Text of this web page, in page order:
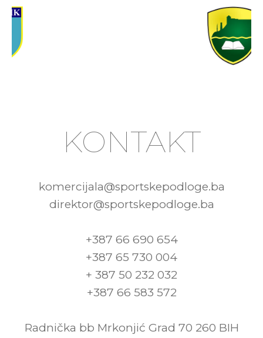
KONTAKT
komercijala@sportskepodloge.ba
direktor@sportskepodloge.ba
+387 66 690 654
+387 65 730 004
+ 387 50 232 032
+387 66 583 572
Radnička bb Mrkonjić Grad 70 260 BIH